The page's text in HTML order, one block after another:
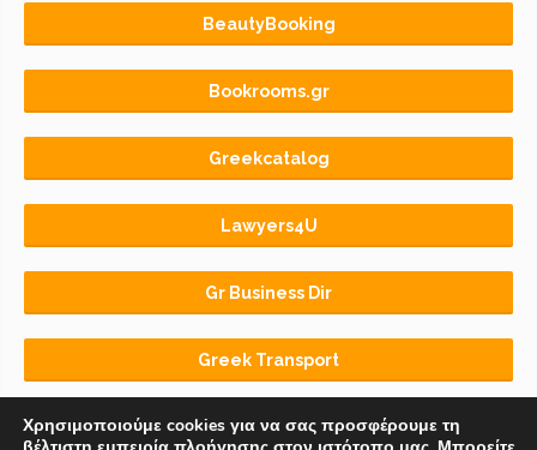
BeautyBooking
Bookrooms.gr
Greekcatalog
Lawyers4U
Gr Business Dir
Greek Transport
Χρησιμοποιούμε cookies για να σας προσφέρουμε τη